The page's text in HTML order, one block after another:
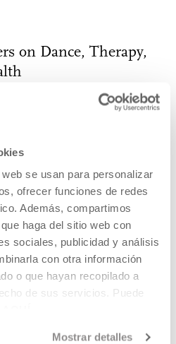
se usan para personalizar
ofrecer funciones de redes
Además, compartimos
haga del sitio web con
sociales, publicidad y análisis
con otra información
o que hayan recopilado a
de sus servicios. Puede
Mostrar detalles
on Dance, Therapy,
para la interacción